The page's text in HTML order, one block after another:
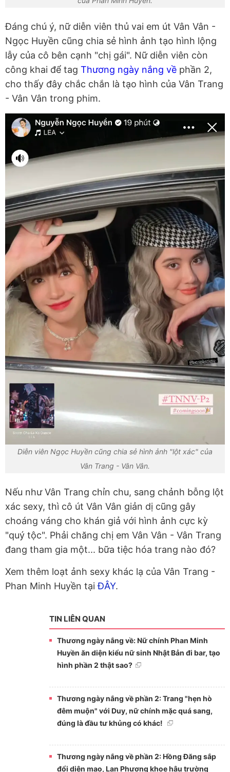
Đáng chú ý, nữ diễn viên thủ vai em út Vân Vân -
Ngọc Huyền cũng chia sẻ hình ảnh tạo hình lộng
lẫy của cô bên cạnh "chị gái". Nữ diễn viên còn
công khai để tag Thương ngày nắng về phần 2,
cho thấy đây chắc chắn là tạo hình của Vân Trang
- Vân Vân trong phim.
Diễn viên Ngọc Huyền cũng chia sẻ hình ảnh "lột xác" của
Vân Trang - Vân Vân.
Nếu như Vân Trang chỉn chu, sang chảnh bỗng lột
xác sexy, thì cô út Vân Vân giản dị cũng gây
choáng váng cho khán giả với hình ảnh cực kỳ
"quý tộc". Phải chăng chị em Vân Vân - Vân Trang
đang tham gia một... bữa tiệc hóa trang nào đó?
Xem thêm loạt ảnh sexy khác lạ của Vân Trang -
Phan Minh Huyền tạiĐÂY.
TIN LIÊN QUAN
Thương ngày nắng về: Nữ chính Phan Minh
Huyền ăn diện kiểu nữ sinh Nhật Bản đi bar, tạo
hình phần 2 thật sao?
Thương ngày nắng về phần 2: Trang "hẹn hò
đêm muộn" với Duy, nữ chính mặc quá sang,
đúng là đầu tư khủng có khác!
Thương ngày nắng về phần 2: Hồng Đăng sắp
đổi diện mạo, Lan Phương khoe hậu trường